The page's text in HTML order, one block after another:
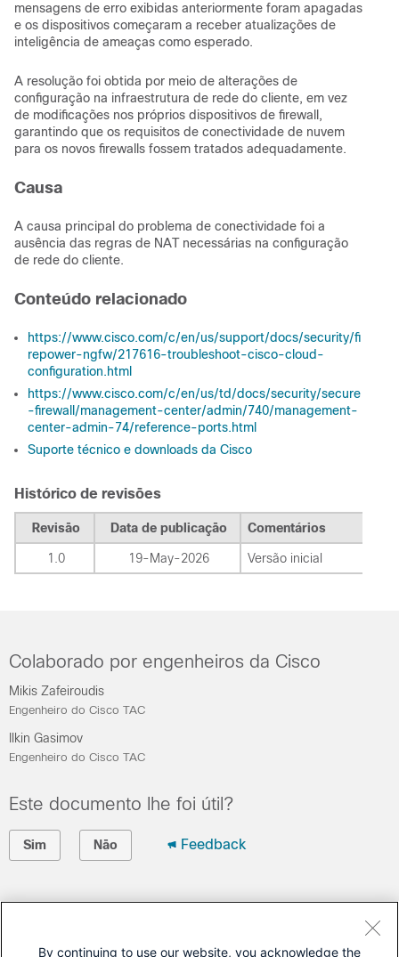
mensagens de erro exibidas anteriormente foram apagadas
e os dispositivos começaram a receber atualizações de
inteligência de ameaças como esperado.
A resolução foi obtida por meio de alterações de
configuração na infraestrutura de rede do cliente, em vez
de modificações nos próprios dispositivos de firewall,
garantindo que os requisitos de conectividade de nuvem
para os novos firewalls fossem tratados adequadamente.
Causa
A causa principal do problema de conectividade foi a
ausência das regras de NAT necessárias na configuração
de rede do cliente.
Conteúdo relacionado
https://www.cisco.com/c/en/us/support/docs/security/fi
repower-ngfw/217616-troubleshoot-cisco-cloud-
configuration.html
https://www.cisco.com/c/en/us/td/docs/security/secure
-firewall/management-center/admin/740/management-
center-admin-74/reference-ports.html
Suporte técnico e downloads da Cisco
Histórico de revisões
Revisão Data de publicação Comentários
1.0 19-May-2026 Versão inicial
Colaborado por engenheiros da Cisco
Mikis Zafeiroudis
Engenheiro do Cisco TAC
Ilkin Gasimov
Engenheiro do Cisco TAC
Este documento lhe foi útil?
Sim Não Feedback
Abrir um caso de suporte
By continuing to use our website, you acknowledge the